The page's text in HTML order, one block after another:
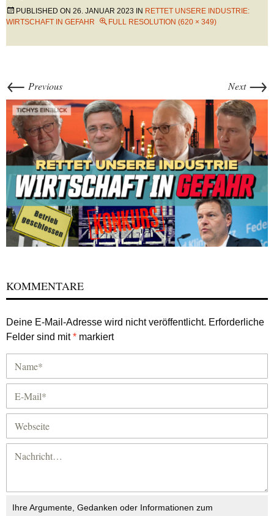
PUBLISHED ON 26. JANUAR 2023 IN RETTET UNSERE INDUSTRIE:
WIRTSCHAFT IN GEFAHR
FULL RESOLUTION (620 × 349)
← Previous Next →
KOMMENTARE
Deine E-Mail-Adresse wird nicht veröffentlicht. Erforderliche
Felder sind mit* markiert
Ihre Argumente, Gedanken oder Informationen zum